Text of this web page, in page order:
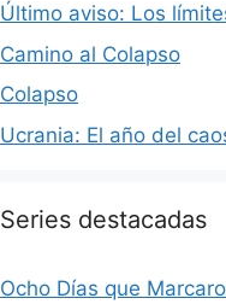
Último aviso: Los
Camino al Colapso
Colapso
Ucrania: El año del
Series destacadas
Ocho Días que